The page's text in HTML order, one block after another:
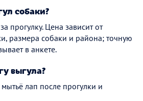
собаки?
прогулку. Цена зависит от
размера собаки и района; точную
в анкете.
выгула?
лап после прогулки и